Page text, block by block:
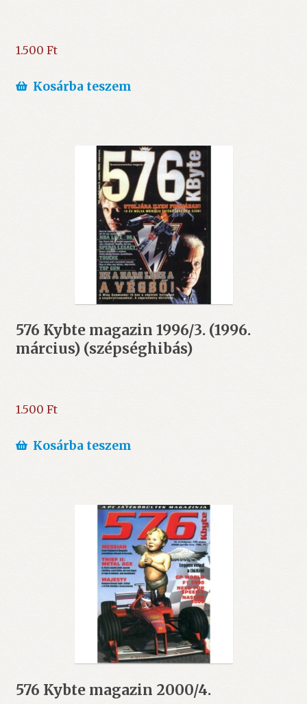
1.500 Ft
Kosárba teszem
576 Kybte magazin 1996/3. (1996.
március) (szépséghibás)
1.500 Ft
Kosárba teszem
576 Kybte magazin 2000/4.